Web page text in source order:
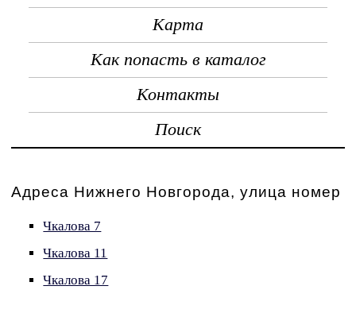
Карта
Как попасть в каталог
Контакты
Поиск
Адреса Нижнего Новгорода, улица номер
Чкалова 7
Чкалова 11
Чкалова 17